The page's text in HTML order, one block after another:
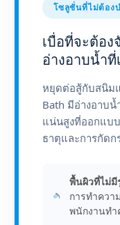
โซลูชั่นที่ไม่ต้อง
เบื่อที่จะต้อ
อ่างอาบน้ำ
หยุดต่อสู้กับสนิมแ
Bath มีอ่างอาบ
แน่นสูงที่ออกแบ
ธาตุและการกัดก
พื้นผิวที่ไม่มี
การทำควา
พนักงานทำ